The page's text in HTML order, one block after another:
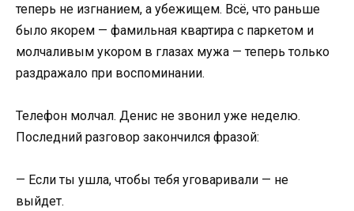
теперь не изгнанием, а убежищем. Всё, что раньше
было якорем — фамильная квартира с паркетом и
молчаливым укором в глазах мужа — теперь только
раздражало при воспоминании.
Телефон молчал. Денис не звонил уже неделю.
Последний разговор закончился фразой:
— Если ты ушла, чтобы тебя уговаривали — не
выйдет.